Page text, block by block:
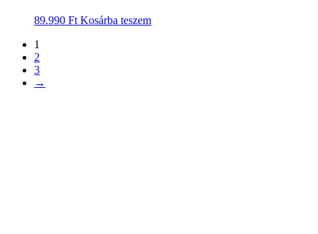
89.990 Ft Kosárba teszem
1
2
3
→